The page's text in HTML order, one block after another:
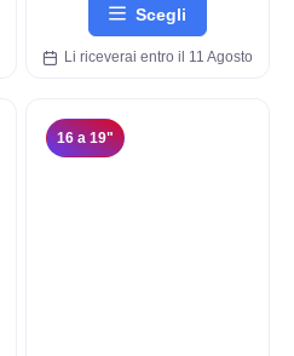
Scegli
Li riceverai entro il 11 Agosto
16 a 19"